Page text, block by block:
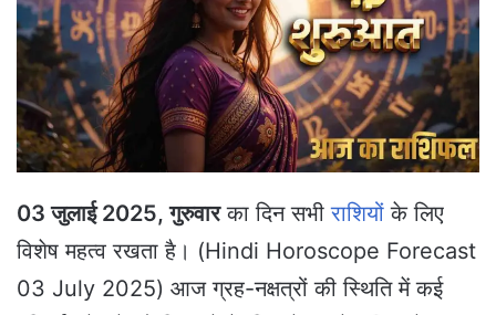
e
m
03 जुलाई 2025, गुरुवारका दिन सभीराशियों के लिए
विशेष महत्व रखता है। (Hindi Horoscope Forecast
03 July 2025) आज ग्रह-नक्षत्रों की स्थिति में कई